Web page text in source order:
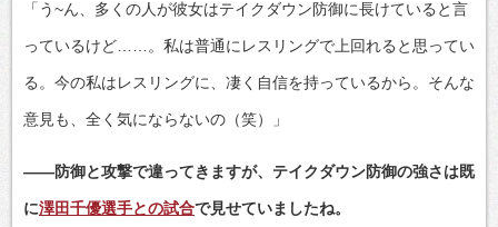
「う~ん、多くの人が彼女はテイクダウン防御に長けていると言
っているけど……。私は普通にレスリングで上回れると思ってい
る。今の私はレスリングに、凄く自信を持っているから。そんな
意見も、全く気にならないの（笑）」
――防御と攻撃で違ってきますが、テイクダウン防御の強さは既
に澤田千優選手との試合で見せていましたね。